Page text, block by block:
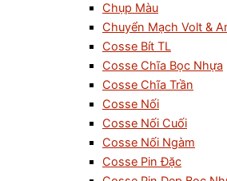
Chụp Màu
Chuyển Mạch Volt &
Cosse Bít TL
Cosse Chĩa Bọc Nhựa
Cosse Chĩa Trần
Cosse Nối
Cosse Nối Cuối
Cosse Nối Ngàm
Cosse Pin Đặc